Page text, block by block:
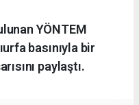
YÖNTEM
basınıyla bir
paylaştı.